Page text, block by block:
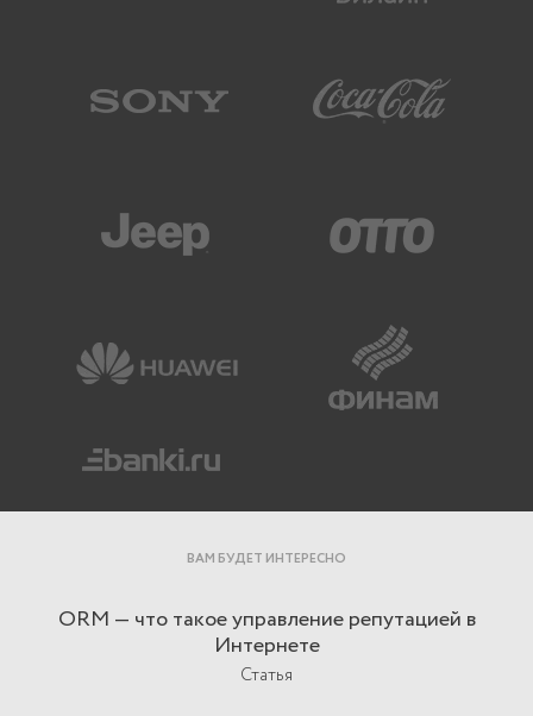
ВАМ БУДЕТ ИНТЕРЕСНО
ORM — что такое управление репутацией в
Интернете
Статья